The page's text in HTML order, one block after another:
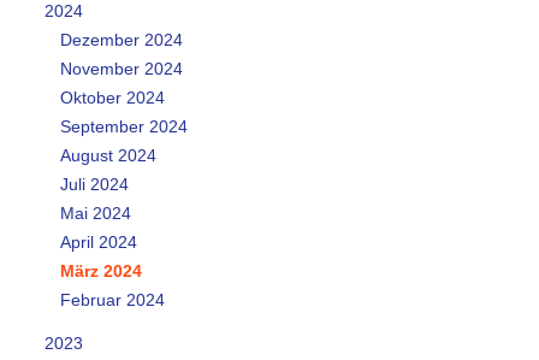
2024
Dezember 2024
November 2024
Oktober 2024
September 2024
August 2024
Juli 2024
Mai 2024
April 2024
März 2024
Februar 2024
2023